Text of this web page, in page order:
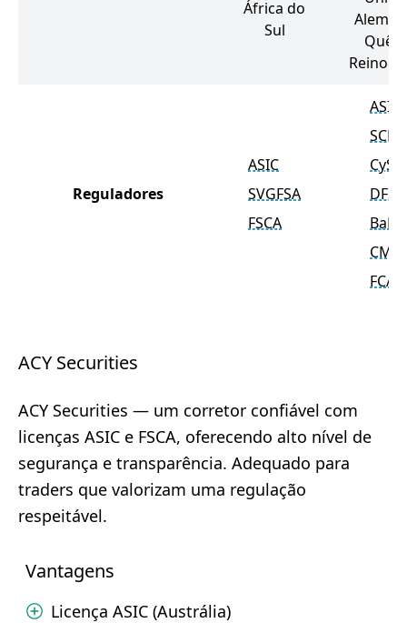
África do
Sul
Reino
Reguladores
ASIC
SVGFSA
FSCA
ASIC
SCB
DFSA
BaFin
CMA
FCA
ACY Securities
ACY Securities — um corretor confiável com
licenças ASIC e FSCA, oferecendo alto nível de
segurança e transparência. Adequado para
traders que valorizam uma regulação
respeitável.
Vantagens
Licença ASIC (Austrália)